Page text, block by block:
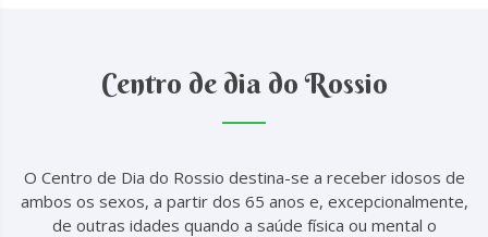
Centro de dia do Rossio
O Centro de Dia do Rossio destina-se a receber idosos de
ambos os sexos, a partir dos 65 anos e, excepcionalmente,
de outras idades quando a saúde física ou mental o